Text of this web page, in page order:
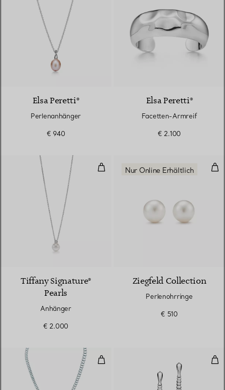
Elsa Peretti®
Perlenanhänger
€ 940
Elsa Peretti®
Facetten-Armreif
€ 2.100
Anhänger
Tiffany Signature®
Pearls
Anhänger
€ 2.000
Nur Online Erhältlich
Ziegfeld Collection
Perlenohrringe
€ 510
Schlangen-Halskette in